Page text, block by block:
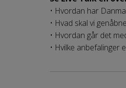
• Hvordan har
• Hvad skal vi
• Hvordan går det
• Hvilke anbefalinger